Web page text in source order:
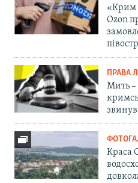
«Крим
Ozon
ПРАВА
Мить –
Краса